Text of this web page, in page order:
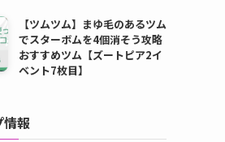
【ツムツム】まゆ毛のあるツム
でスターボムを4個消そう攻略
おすすめツム【ズートピア2イ
ベント7枚目】
情報